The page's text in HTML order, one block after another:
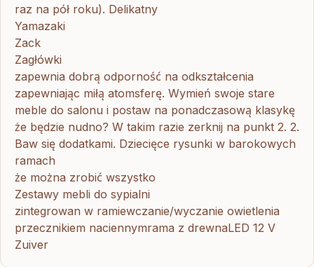
raz na pół roku). Delikatny
Yamazaki
Zack
Zagłówki
zapewnia dobrą odporność na odkształcenia
zapewniając miłą atomsferę. Wymień swoje stare
meble do salonu i postaw na ponadczasową klasykę
że będzie nudno? W takim razie zerknij na punkt 2. 2.
Baw się dodatkami. Dziecięce rysunki w barokowych
ramach
że można zrobić wszystko
Zestawy mebli do sypialni
zintegrowan w ramiewczanie/wyczanie owietlenia
przecznikiem naciennymrama z drewnaLED 12 V
Zuiver